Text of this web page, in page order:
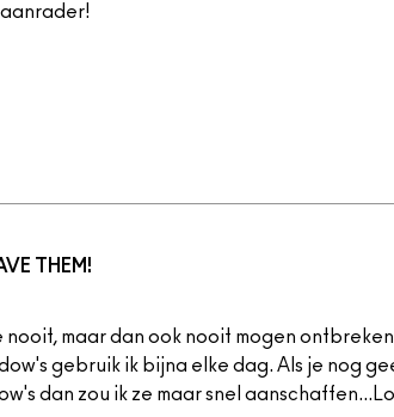
THEM!
nooit, maar dan ook nooit mogen
gebruik ik bijna elke dag. Als je nog
dan zou ik ze maar snel